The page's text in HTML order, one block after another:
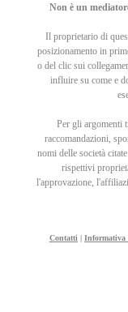
Non è un
Il proprietario di
posizionamento in
o del clic sui
influire su come e
Per gli argomenti
raccomandazioni,
nomi delle società
rispettivi
l'approvazione,
Contatti | Informativa